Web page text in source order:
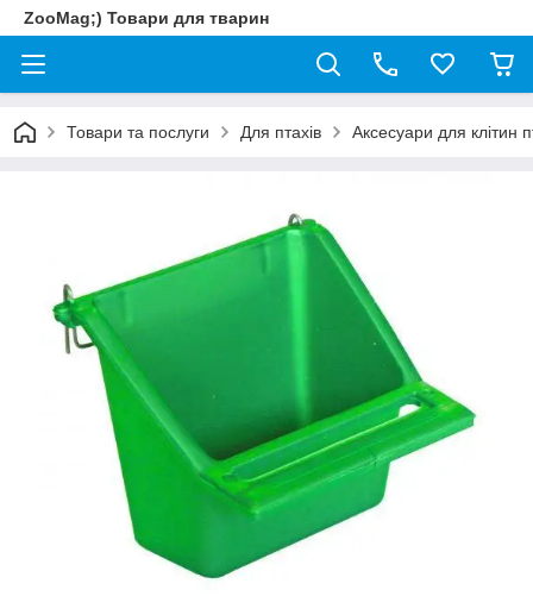
ZooMag;) Товари для тварин
Товари та послуги Для птахів Аксесуари для клітин